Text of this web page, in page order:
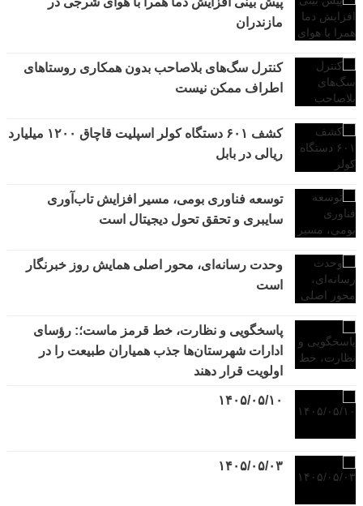
مازندران
کنترل سگ‌های بلاصاحب بدون همکاری روستاهای
اطراف ممکن نیست
کشف ۶۰۱ دستگاه کولر اسپلیت قاچاق ۱۲۰۰ میلیارد
ریالی در بابل
توسعه فناوری بومی، مسیر افزایش تاب‌آوری
سایبری و تحقق تحول دیجیتال است
وحدت رسانه‌ای، محور اصلی همایش روز خبرنگار
است
پاسخگویی و نظارت، خط قرمز ماست؛: رؤسای
ادارات شهرستان‌ها جذب همیاران طبیعت را در
اولویت قرار دهند
۱۴۰۵/۰۵/۱۰
۱۴۰۵/۰۵/۰۳